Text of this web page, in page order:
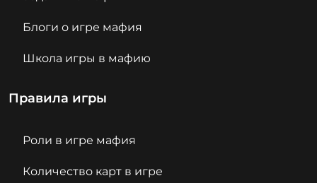
Блоги о игре мафия
Школа игры в мафию
Правила игры
Роли в игре мафия
Количество карт в игре